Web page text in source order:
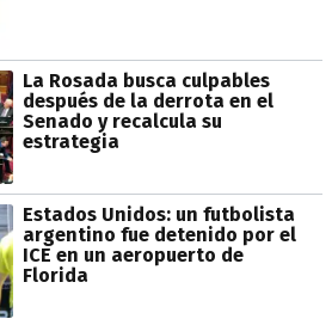
La Rosada busca culpables
después de la derrota en el
Senado y recalcula su
estrategia
Estados Unidos: un futbolista
argentino fue detenido por el
ICE en un aeropuerto de
Florida